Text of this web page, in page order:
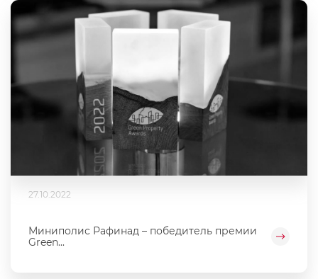
27.10.2022
Миниполис Рафинад – победитель премии
Green...